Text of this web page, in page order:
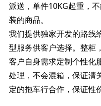
派送，单件10KG起重，
装的商品。
我们提供独家开发的路线
型服务供客户选择。整柜
客户自身需求定制个性化
处理，不会混箱，保证清
定的拖车行合作，保证性